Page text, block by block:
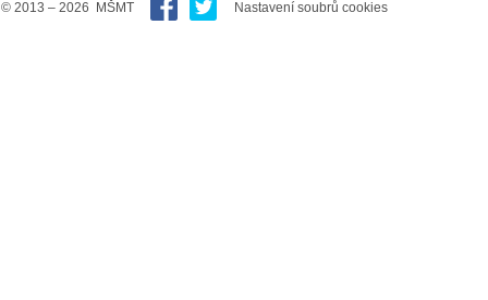
© 2013 – 2026 MŠMT Nastavení soubrů cookies